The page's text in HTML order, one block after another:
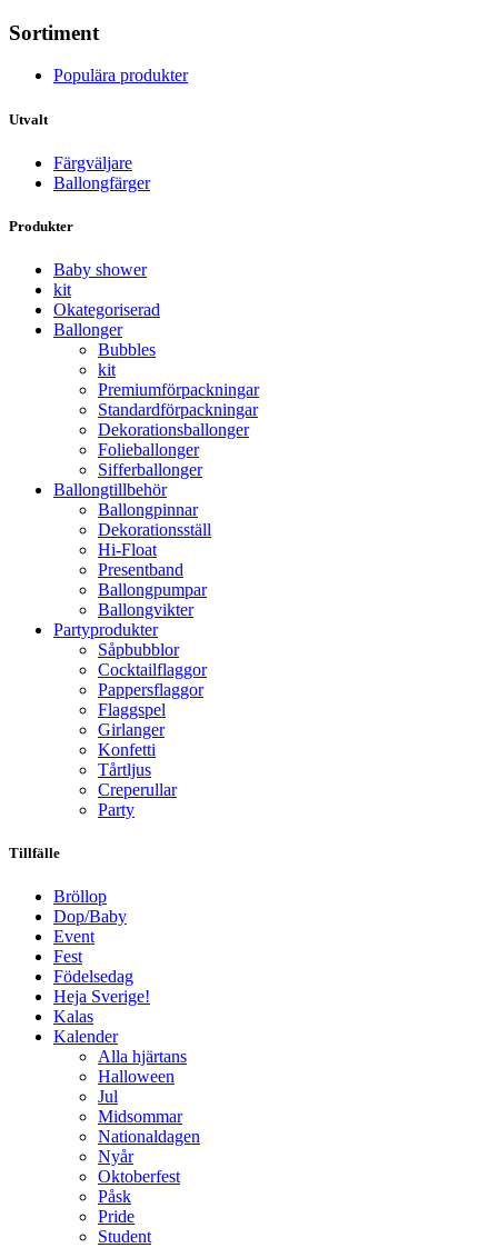
Sortiment
Populära produkter
Utvalt
Färgväljare
Ballongfärger
Produkter
Baby shower
kit
Okategoriserad
Ballonger
Bubbles
kit
Premium­förpackningar
Standard­­förpackningar
Dekorations­ballonger
Folie­­­ballonger
Siffer­­ballonger
Ballong­tillbehör
Ballongpinnar
Dekorationsställ
Hi-Float
Presentband
Ballongpumpar
Ballong­vikter
Party­­produkter
Såpbubblor
Cocktail­flaggor
Pappers­flaggor
Flaggspel
Girlanger
Konfetti
Tårtljus
Creperullar
Party
Tillfälle
Bröllop
Dop/Baby
Event
Fest
Födelsedag
Heja Sverige!
Kalas
Kalender
Alla hjärtans
Halloween
Jul
Midsommar
Nationaldagen
Nyår
Oktoberfest
Påsk
Pride
Student